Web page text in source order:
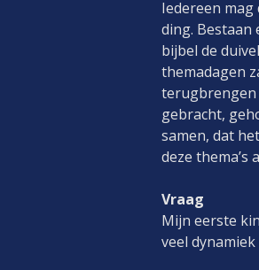
Iedereen
ding. Bestaan
bijbel de
themadagen
terugbrengen
gebracht,
samen, dat
deze thema’s
Vraag
Mijn eerste
veel